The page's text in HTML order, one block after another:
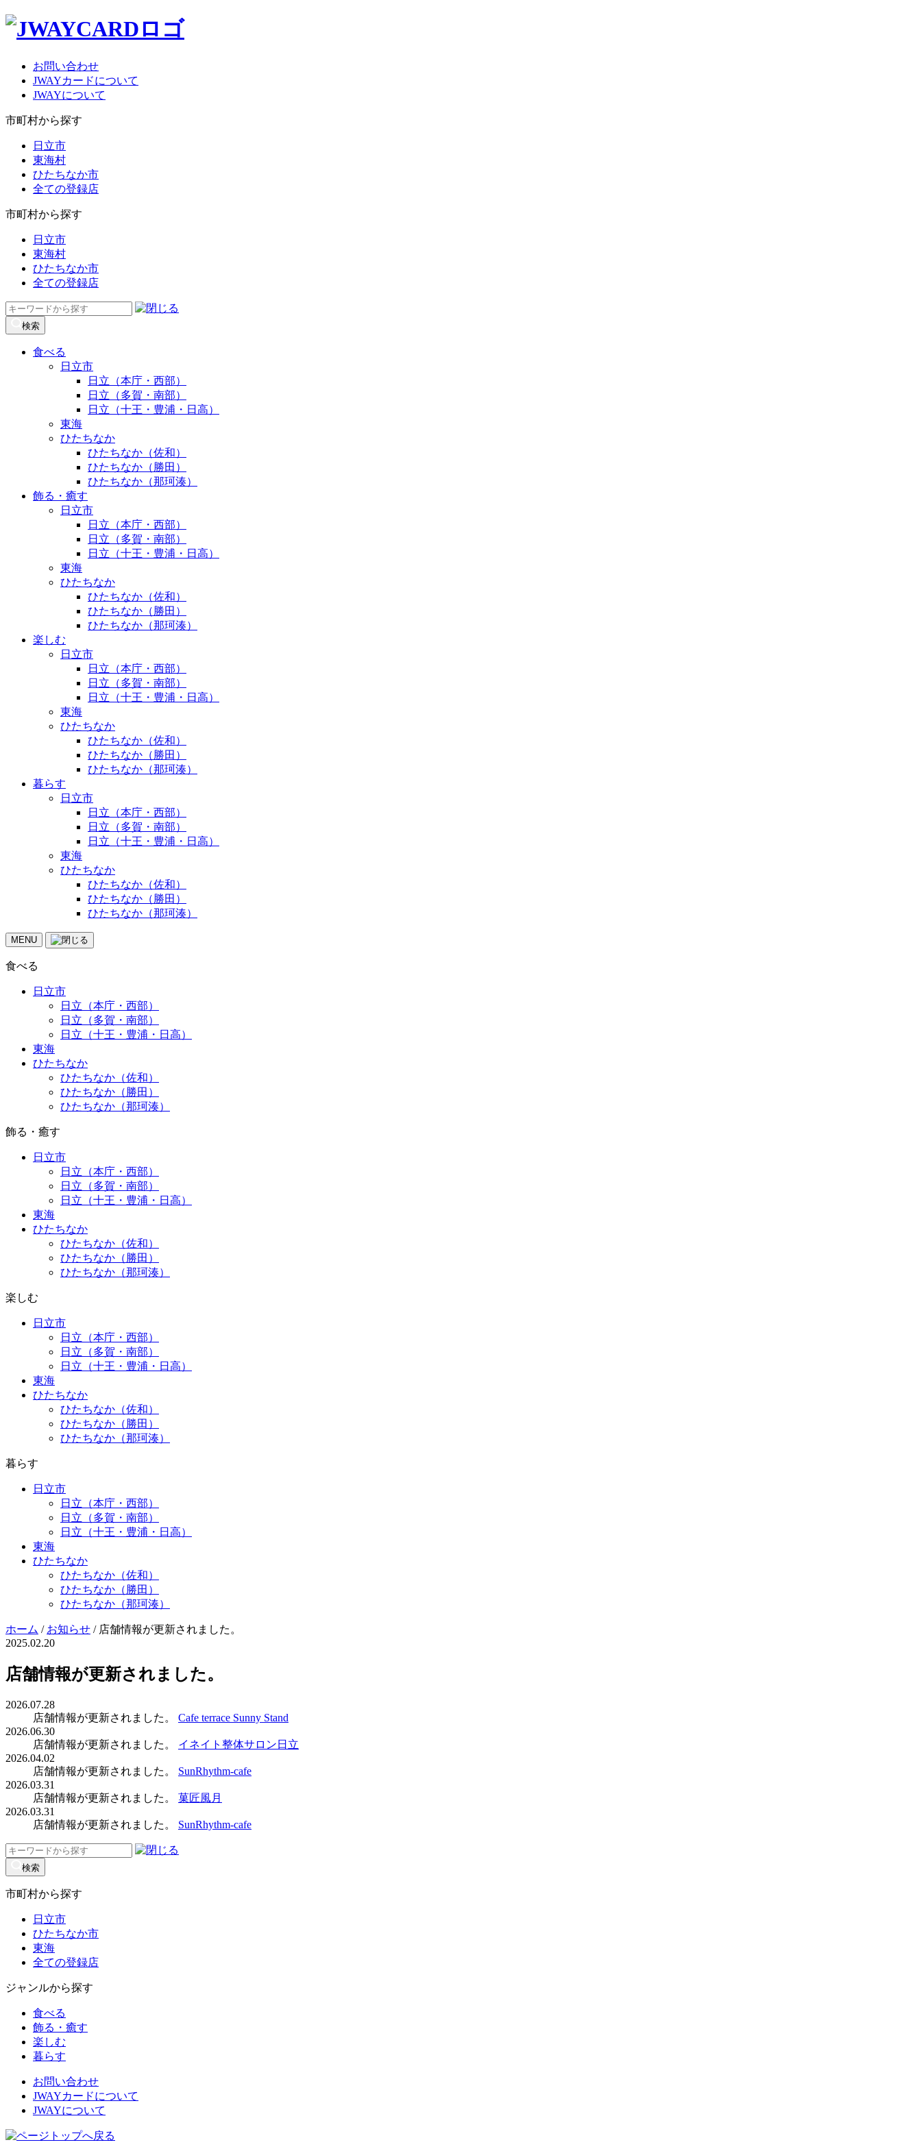
お問い合わせ
JWAYカードについて
JWAYについて
市町村から探す
日立市
東海村
ひたちなか市
全ての登録店
市町村から探す
日立市
東海村
ひたちなか市
全ての登録店
検
索:
検索
食べる
日立市
日立（本庁・西部）
日立（多賀・南部）
日立（十王・豊浦・日高）
東海
ひたちなか
ひたちなか（佐和）
ひたちなか（勝田）
ひたちなか（那珂湊）
飾る・癒す
日立市
日立（本庁・西部）
日立（多賀・南部）
日立（十王・豊浦・日高）
東海
ひたちなか
ひたちなか（佐和）
ひたちなか（勝田）
ひたちなか（那珂湊）
楽しむ
日立市
日立（本庁・西部）
日立（多賀・南部）
日立（十王・豊浦・日高）
東海
ひたちなか
ひたちなか（佐和）
ひたちなか（勝田）
ひたちなか（那珂湊）
暮らす
日立市
日立（本庁・西部）
日立（多賀・南部）
日立（十王・豊浦・日高）
東海
ひたちなか
ひたちなか（佐和）
ひたちなか（勝田）
ひたちなか（那珂湊）
MENU
食べる
日立市
日立（本庁・西部）
日立（多賀・南部）
日立（十王・豊浦・日高）
東海
ひたちなか
ひたちなか（佐和）
ひたちなか（勝田）
ひたちなか（那珂湊）
飾る・癒す
日立市
日立（本庁・西部）
日立（多賀・南部）
日立（十王・豊浦・日高）
東海
ひたちなか
ひたちなか（佐和）
ひたちなか（勝田）
ひたちなか（那珂湊）
楽しむ
日立市
日立（本庁・西部）
日立（多賀・南部）
日立（十王・豊浦・日高）
東海
ひたちなか
ひたちなか（佐和）
ひたちなか（勝田）
ひたちなか（那珂湊）
暮らす
日立市
日立（本庁・西部）
日立（多賀・南部）
日立（十王・豊浦・日高）
東海
ひたちなか
ひたちなか（佐和）
ひたちなか（勝田）
ひたちなか（那珂湊）
ホーム / お知らせ / 店舗情報が更新されました。
2025.02.20
店舗情報が更新されました。
2026.07.28
店舗情報が更新されました。
Cafe terrace Sunny Stand
2026.06.30
店舗情報が更新されました。
イネイト整体サロン日立
2026.04.02
店舗情報が更新されました。
SunRhythm-cafe
2026.03.31
店舗情報が更新されました。
菓匠風月
2026.03.31
店舗情報が更新されました。
SunRhythm-cafe
検
索:
検索
市町村から探す
日立市
ひたちなか市
東海
全ての登録店
ジャンルから探す
食べる
飾る・癒す
楽しむ
暮らす
お問い合わせ
JWAYカードについて
JWAYについて